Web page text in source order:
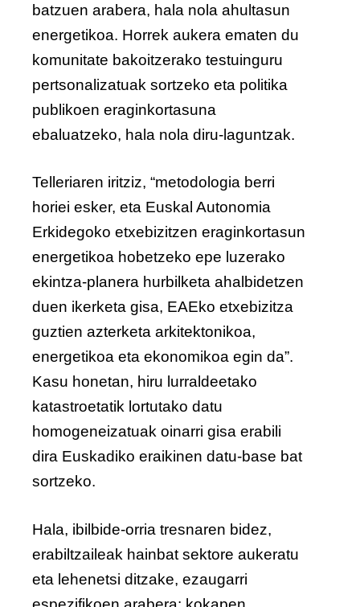
batzuen arabera, hala nola ahultasun
energetikoa. Horrek aukera ematen du
komunitate bakoitzerako testuinguru
pertsonalizatuak sortzeko eta politika
publikoen eraginkortasuna
ebaluatzeko, hala nola diru-laguntzak.
Telleriaren iritziz, “metodologia berri
horiei esker, eta Euskal Autonomia
Erkidegoko etxebizitzen eraginkortasun
energetikoa hobetzeko epe luzerako
ekintza-planera hurbilketa ahalbidetzen
duen ikerketa gisa, EAEko etxebizitza
guztien azterketa arkitektonikoa,
energetikoa eta ekonomikoa egin da”.
Kasu honetan, hiru lurraldeetako
katastroetatik lortutako datu
homogeneizatuak oinarri gisa erabili
dira Euskadiko eraikinen datu-base bat
sortzeko.
Hala, ibilbide-orria tresnaren bidez,
erabiltzaileak hainbat sektore aukeratu
eta lehenetsi ditzake, ezaugarri